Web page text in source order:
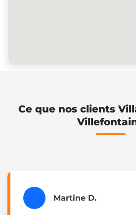
Ce que nos clients
Martine D.